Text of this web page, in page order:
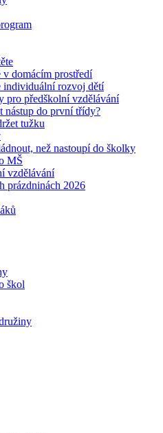
domácím prostředí
individuální rozvoj dětí
pro předškolní vzdělávání
nástup do první třídy?
tužku
než nastoupí do školky
MŠ
vzdělávání
prázdninách 2026
škol